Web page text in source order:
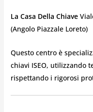
La Casa Della Chiave
(Angolo Piazzale Loreto)
Questo centro è
chiavi ISEO, utilizzando
rispettando i rigorosi